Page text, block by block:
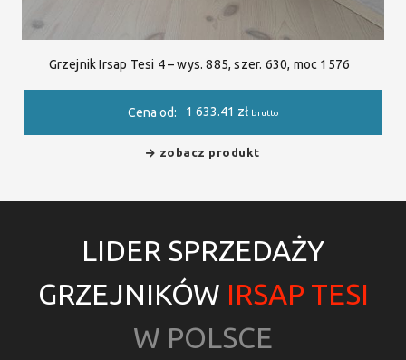
Grzejnik Irsap Tesi 4 – wys. 885, szer. 630, moc 1576
Cena od: 1 633.41 zł brutto
zobacz produkt
LIDER SPRZEDAŻY
GRZEJNIKÓW IRSAP TESI
W POLSCE